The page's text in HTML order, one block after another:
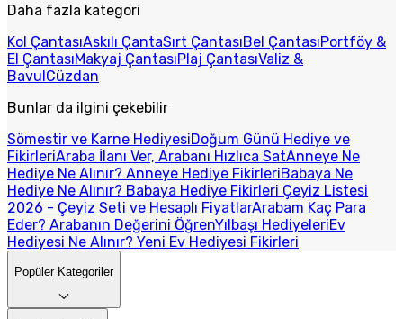
Daha fazla kategori
Kol ÇantasıAskılı ÇantaSırt ÇantasıBel ÇantasıPortföy &
El ÇantasıMakyaj ÇantasıPlaj ÇantasıValiz &
BavulCüzdan
Bunlar da ilgini çekebilir
Sömestir ve Karne HediyesiDoğum Günü Hediye ve
FikirleriAraba İlanı Ver, Arabanı Hızlıca SatAnneye Ne
Hediye Ne Alınır? Anneye Hediye FikirleriBabaya Ne
Hediye Ne Alınır? Babaya Hediye Fikirleri Çeyiz Listesi
2026 - Çeyiz Seti ve Hesaplı FiyatlarArabam Kaç Para
Eder? Arabanın Değerini ÖğrenYılbaşı HediyeleriEv
Hediyesi Ne Alınır? Yeni Ev Hediyesi Fikirleri
Popüler Kategoriler